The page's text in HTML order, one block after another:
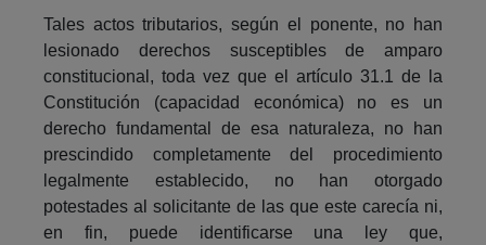
Tales actos tributarios, según el ponente, no han
lesionado derechos susceptibles de amparo
constitucional, toda vez que el artículo 31.1 de la
Constitución (capacidad económica) no es un
derecho fundamental de esa naturaleza, no han
prescindido completamente del procedimiento
legalmente establecido, no han otorgado
potestades al solicitante de las que este carecía ni,
en fin, puede identificarse una ley que,